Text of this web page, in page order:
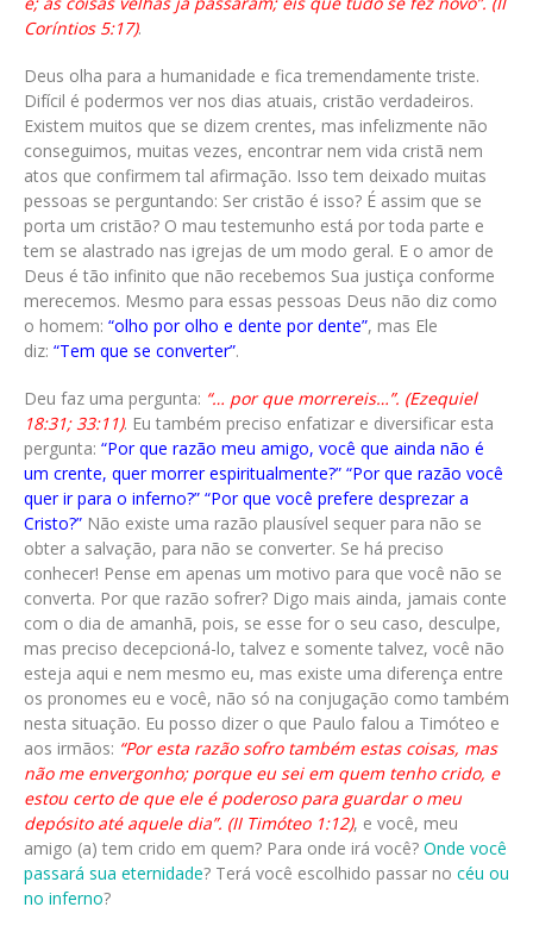
Coríntios 5:17).
Deus olha para a humanidade e fica tremendamente triste.
Difícil é podermos ver nos dias atuais, cristão verdadeiros.
Existem muitos que se dizem crentes, mas infelizmente não
conseguimos, muitas vezes, encontrar nem vida cristã nem
atos que confirmem tal afirmação. Isso tem deixado muitas
pessoas se perguntando: Ser cristão é isso? É assim que se
porta um cristão? O mau testemunho está por toda parte e
tem se alastrado nas igrejas de um modo geral. E o amor de
Deus é tão infinito que não recebemos Sua justiça conforme
merecemos. Mesmo para essas pessoas Deus não diz como
o homem: “olho por olho e dente por dente”, mas Ele
diz: “Tem que se converter”.
Deu faz uma pergunta: “… por que morrereis…”. (Ezequiel
18:31; 33:11). Eu também preciso enfatizar e diversificar esta
pergunta: “Por que razão meu amigo, você que ainda não é
um crente, quer morrer espiritualmente?” “Por que razão você
quer ir para o inferno?” “Por que você prefere desprezar a
Cristo?” Não existe uma razão plausível sequer para não se
obter a salvação, para não se converter. Se há preciso
conhecer! Pense em apenas um motivo para que você não se
converta. Por que razão sofrer? Digo mais ainda, jamais conte
com o dia de amanhã, pois, se esse for o seu caso, desculpe,
mas preciso decepcioná-lo, talvez e somente talvez, você não
esteja aqui e nem mesmo eu, mas existe uma diferença entre
os pronomes eu e você, não só na conjugação como também
nesta situação. Eu posso dizer o que Paulo falou a Timóteo e
aos irmãos: “Por esta razão sofro também estas coisas, mas
não me envergonho; porque eu sei em quem tenho crido, e
estou certo de que ele é poderoso para guardar o meu
depósito até aquele dia”. (II Timóteo 1:12), e você, meu
amigo (a) tem crido em quem? Para onde irá você? Onde você
passará sua eternidade? Terá você escolhido passar no céu ou
no inferno?